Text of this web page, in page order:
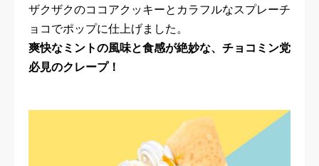
ザクザクのココアクッキーとカラフルなスプレーチ
ョコでポップに仕上げました。
爽快なミントの風味と食感が絶妙な、チョコミン党
必見のクレープ！